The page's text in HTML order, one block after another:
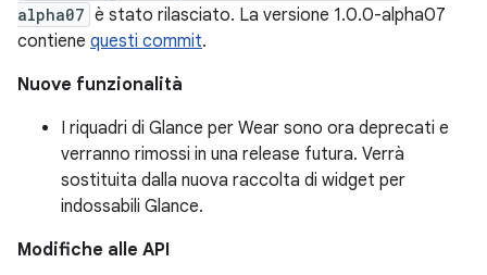
alpha07 è stato rilasciato. La versione 1.0.0-alpha07
contiene questi commit.
Nuove funzionalità
I riquadri di Glance per Wear sono ora deprecati e
verranno rimossi in una release futura. Verrà
sostituita dalla nuova raccolta di widget per
indossabili Glance.
Modifiche alle API